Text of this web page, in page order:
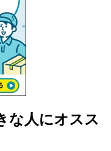
な人にオスス